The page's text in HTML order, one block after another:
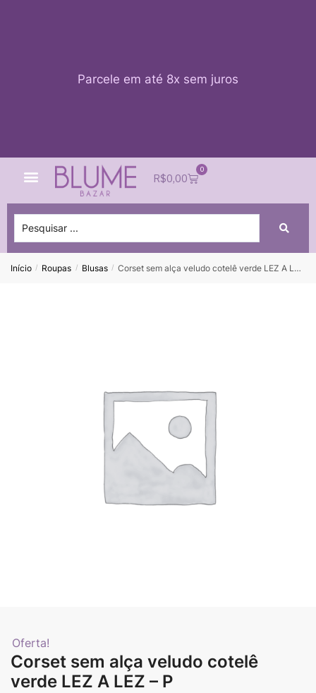
Parcele em até 8x sem juros
R$0,00
0
Início / Roupas / Blusas / Corset sem alça veludo cotelê verde LEZ A LEZ – P
Oferta!
Corset sem alça veludo cotelê
verde LEZ A LEZ – P